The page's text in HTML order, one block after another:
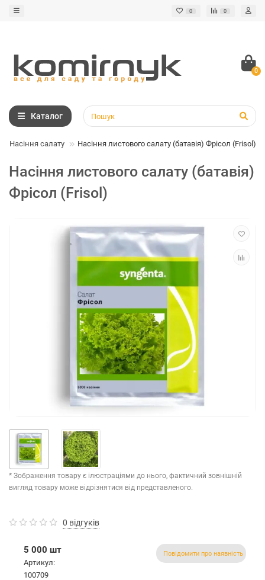
0 0
0
Каталог
Насіння салату Насіння листового салату (батавія) Фрісол (Frisol)
Насіння листового салату (батавія)
Фрісол (Frisol)
* Зображення товару є ілюстраціями до нього, фактичний зовнішній
вигляд товару може відрізнятися від представленого.
0 відгуків
5 000 шт
Артикул:
100709
Повідомити про наявність